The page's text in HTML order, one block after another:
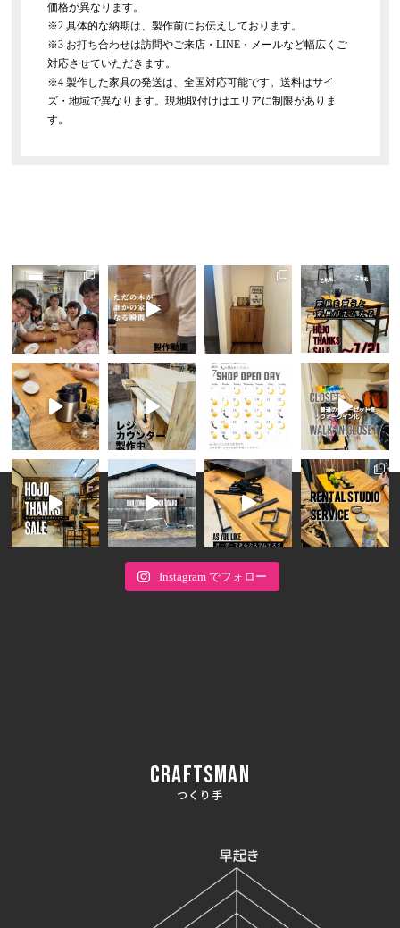
価格が異なります。
※2 具体的な納期は、製作前にお伝えしております。
※3 お打ち合わせは訪問やご来店・LINE・メールなど幅広くご
対応させていただきます。
※4 製作した家具の発送は、全国対応可能です。送料はサイ
ズ・地域で異なります。現地取付けはエリアに制限がありま
す。
Instagram でフォロー
CRAFTSMAN
つくり手